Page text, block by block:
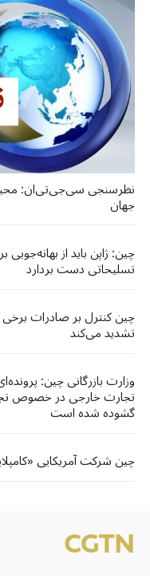
نظرسنجی سی‌جی‌تی‌ان:
جهان
چین: ژاپن باید از
تسلیحاتی دست بردارد
چین کنترل بر صادرات برخی
تشدید می‌کند
وزارت بازرگانی چین:
تجارت خارجی در خصوص
گشوده شده است
چین شرکت آمریکایی